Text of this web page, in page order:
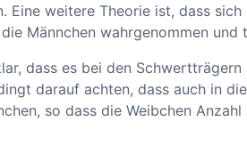
Eine weitere Theorie ist, dass
Männchen wahrgenommen
dass es bei den
darauf achten, dass auch in
so dass die Weibchen